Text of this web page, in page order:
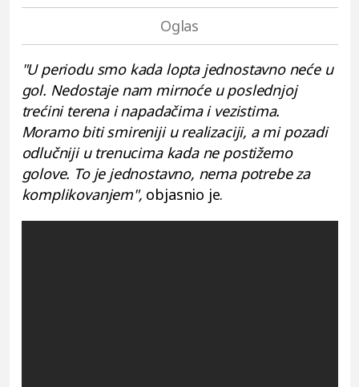
"U periodu smo kada lopta jednostavno neće u
gol. Nedostaje nam mirnoće u poslednjoj
trećini terena i napadačima i vezistima.
Moramo biti smireniji u realizaciji, a mi pozadi
odlučniji u trenucima kada ne postižemo
golove. To je jednostavno, nema potrebe za
komplikovanjem", objasnio je.